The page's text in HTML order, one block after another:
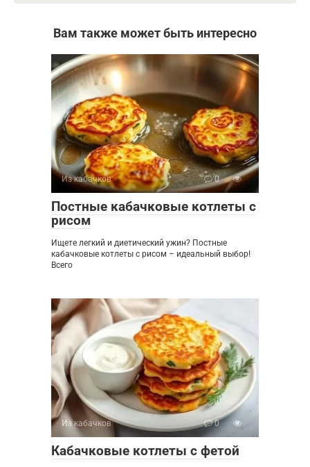
Вам также может быть интересно
Из кабачков 0
Постные кабачковые котлеты с
рисом
Ищете легкий и диетический ужин? Постные
кабачковые котлеты с рисом – идеальный выбор!
Всего
Из кабачков 0
Кабачковые котлеты с фетой